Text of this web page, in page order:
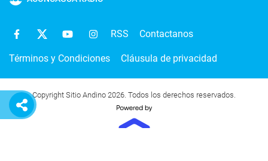
RSS Contactanos
Términos y Condiciones Cláusula de privacidad
Copyright Sitio Andino 2026. Todos los derechos reservados.